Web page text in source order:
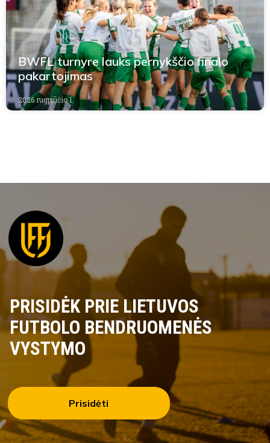
BWFL turnyre lauks pernykščio finalo
pakartojimas
2026 rugpjūčio 1
PRISIDĖK PRIE LIETUVOS
FUTBOLO BENDRUOMENĖS
VYSTYMO
Prisidėti